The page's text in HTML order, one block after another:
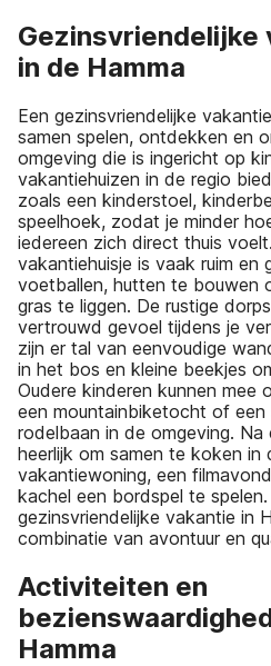
Gezinsvriendelijke
in de Hamma
Een gezinsvriendelijke
samen spelen, ontdekken en
omgeving die is ingericht op
vakantiehuizen in de regio
zoals een kinderstoel,
speelhoek, zodat je minder
iedereen zich direct thuis
vakantiehuisje is vaak ruim en
voetballen, hutten te bouwen
gras te liggen. De rustige
vertrouwd gevoel tijdens je
zijn er tal van eenvoudige
in het bos en kleine beekjes
Oudere kinderen kunnen mee
een mountainbiketocht of een
rodelbaan in de omgeving.
heerlijk om samen te koken in
vakantiewoning, een
kachel een bordspel te
gezinsvriendelijke vakantie in
combinatie van avontuur en
Activiteiten en
Hamma